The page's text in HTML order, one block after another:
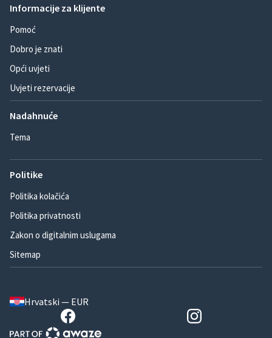
Informacije za klijente
Pomoć
Dobro je znati
Opći uvjeti
Uvjeti rezervacije
Nadahnuće
Tema
Politike
Politika kolačića
Politika privatnosti
Zakon o digitalnim uslugama
Sitemap
Hrvatski — EUR